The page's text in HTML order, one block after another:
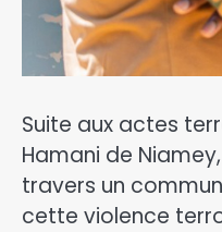
Suite aux actes
Hamani de
travers un
cette violence